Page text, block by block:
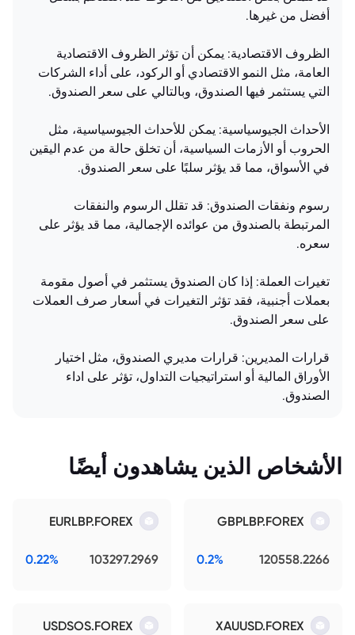
أفضل من غيرها.
الظروف الاقتصادية: يمكن أن تؤثر الظروف الاقتصادية
العامة، مثل النمو الاقتصادي أو الركود، على أداء الشركات
التي يستثمر فيها الصندوق، وبالتالي على سعر الصندوق.
الأحداث الجيوسياسية: يمكن للأحداث الجيوسياسية، مثل
الحروب أو الأزمات السياسية، أن تخلق حالة من عدم اليقين
في الأسواق، مما قد يؤثر سلبًا على سعر الصندوق.
رسوم ونفقات الصندوق: قد تقلل الرسوم والنفقات
المرتبطة بالصندوق من عوائده الإجمالية، مما قد يؤثر على
سعره.
تغيرات العملة: إذا كان الصندوق يستثمر في أصول مقومة
بعملات أجنبية، فقد تؤثر التغيرات في أسعار صرف العملات
على سعر الصندوق.
قرارات المديرين: قرارات مديري الصندوق، مثل اختيار
الأوراق المالية أو استراتيجيات التداول، تؤثر على اداء
الصندوق.
الأشخاص الذين يشاهدون أيضًا
GBPLBP.FOREX
120558.2266
0.2%
EURLBP.FOREX
103297.2969
0.22%
XAUUSD.FOREX
USDSOS.FOREX